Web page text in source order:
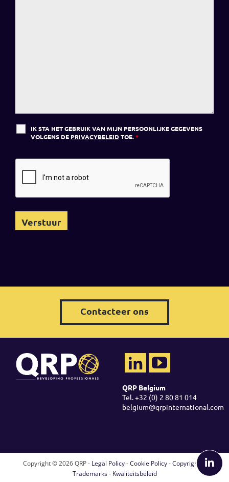
IK STA HET GEBRUIK VAN MIJN PERSOONLIJKE GEGEVENS
VOLGENS DE PRIVACYBELEIDTOE.*
Contacteer ons
QRP Belgium
Tel. +32 (0) 2 80 81 014
belgium@qrpinternational.com
Copyright ©2026 QRP - Legal Policy-Cookie Policy-Copyright &
Trademarks- Kwaliteitsbeleid